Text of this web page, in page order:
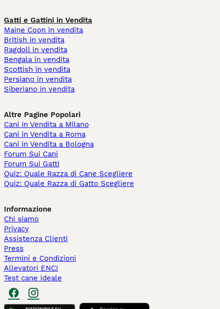
Gatti e Gattini in Vendita
Maine Coon in vendita
British in vendita
Ragdoll in vendita
Bengala in vendita
Scottish in vendita
Persiano in vendita
Siberiano in vendita
Altre Pagine Popolari
Cani in Vendita a Milano
Cani in Vendita a Roma
Cani in Vendita a Bologna
Forum Sui Cani
Forum Sui Gatti
Quiz: Quale Razza di Cane Scegliere
Quiz: Quale Razza di Gatto Scegliere
Informazione
Chi siamo
Privacy
Assistenza Clienti
Press
Termini e Condizioni
Allevatori ENCI
Test cane ideale